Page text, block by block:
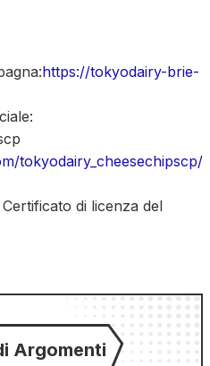
https://tokyodairy-brie-
tokyodairy_cheesechipscp/
di licenza del
Argomenti